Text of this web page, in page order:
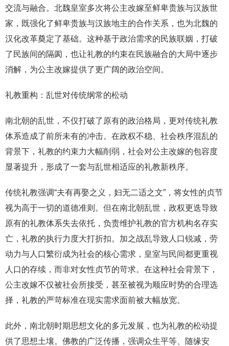
交流与融合。北魏皇室多次将公主改嫁至鲜卑贵族与汉族世
家，既强化了鲜卑贵族与汉族地主的合作关系，也为北魏的
汉化改革奠定了基础。这种基于政治需求的民族联姻，打破
了民族间的隔阂，也让礼教的约束在民族融合的大局中逐步
消解，为公主改嫁提供了更广阔的政治空间。
礼教重构：乱世对传统纲常的松动
南北朝的乱世，不仅打破了原有的政治格局，更对传统礼教
体系造成了前所未有的冲击。在政权不稳、社会秩序混乱的
背景下，礼教的约束力大幅削弱，社会对公主改嫁的包容度
显著提升，形成了一套与乱世相适应的礼教新秩序。
传统礼教强调“夫有再娶之义，妇无二适之文”，将女性的贞节
视为高于一切的道德准则。但在南北朝乱世，政权更迭导致
原有的礼教体系失去依托，负责维护礼教的官方机构名存实
亡，礼教的执行力度大打折扣。加之战乱导致人口锐减，劳
动力与人口繁衍成为社会的核心需求，皇室与民间都更重视
人口的存续，而非对女性贞节的苛求。在这种社会背景下，
公主改嫁不仅被社会所接受，甚至被视为顺应时势的合理选
择，礼教的严苛标准在现实需求面前被大幅放宽。
此外，南北朝时期思想文化的多元发展，也为礼教的松动提
供了思想土壤。佛教的广泛传播，强调众生平等、随缘安